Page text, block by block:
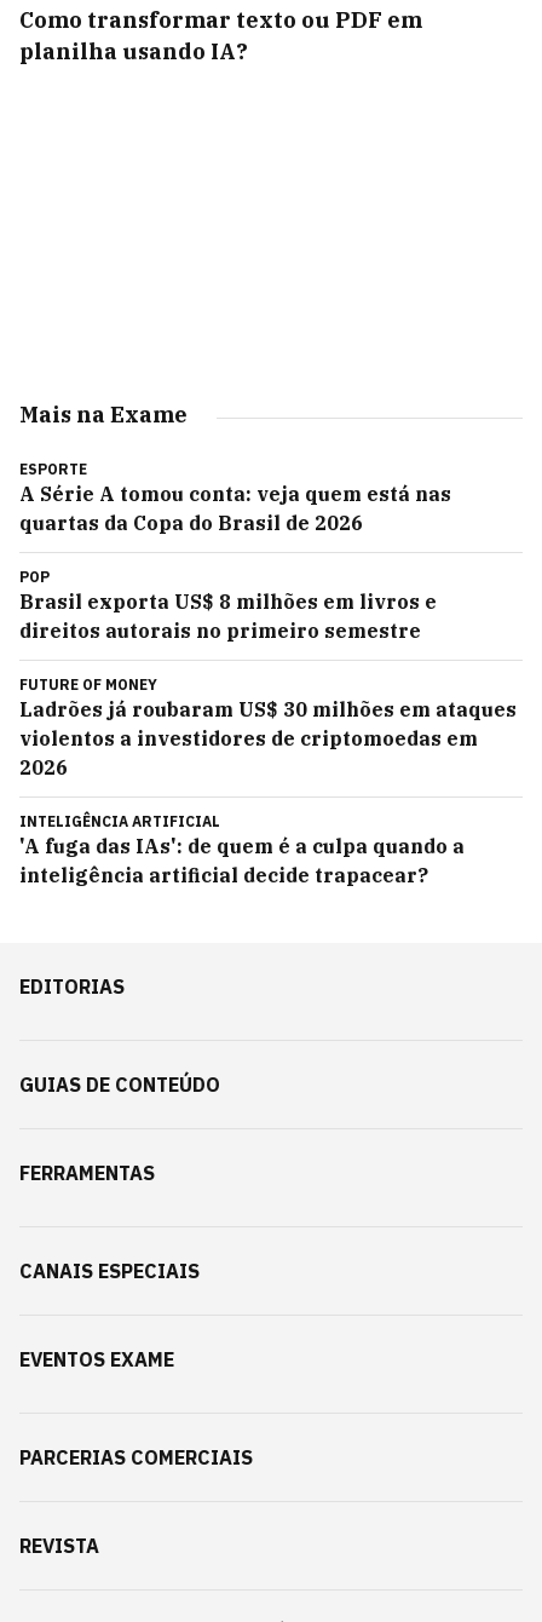
Como transformar texto ou PDF em
planilha usando IA?
Mais na Exame
ESPORTE
A Série A tomou conta: veja quem está nas
quartas da Copa do Brasil de 2026
POP
Brasil exporta US$ 8 milhões em livros e
direitos autorais no primeiro semestre
FUTURE OF MONEY
Ladrões já roubaram US$ 30 milhões em ataques
violentos a investidores de criptomoedas em
2026
INTELIGÊNCIA ARTIFICIAL
'A fuga das IAs': de quem é a culpa quando a
inteligência artificial decide trapacear?
EDITORIAS
GUIAS DE CONTEÚDO
FERRAMENTAS
CANAIS ESPECIAIS
EVENTOS EXAME
PARCERIAS COMERCIAIS
REVISTA